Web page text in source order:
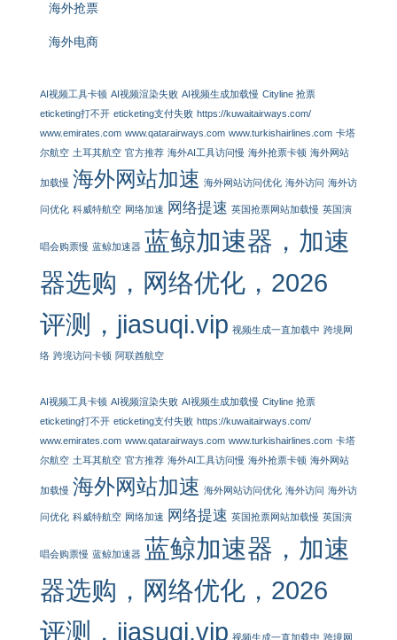
海外抢票
海外电商
AI视频工具卡顿 AI视频渲染失败 AI视频生成加载慢 Cityline 抢票
eticketing打不开 eticketing支付失败 https://kuwaitairways.com/
www.emirates.com www.qatarairways.com www.turkishairlines.com 卡塔
尔航空 土耳其航空 官方推荐 海外AI工具访问慢 海外抢票卡顿 海外网站
加载慢 海外网站加速 海外网站访问优化 海外访问 海外访
问优化 科威特航空 网络加速 网络提速 英国抢票网站加载慢 英国演
唱会购票慢 蓝鲸加速器 蓝鲸加速器，加速
器选购，网络优化，2026
评测，jiasuqi.vip 视频生成一直加载中 跨境网
络 跨境访问卡顿 阿联酋航空
AI视频工具卡顿 AI视频渲染失败 AI视频生成加载慢 Cityline 抢票
eticketing打不开 eticketing支付失败 https://kuwaitairways.com/
www.emirates.com www.qatarairways.com www.turkishairlines.com 卡塔
尔航空 土耳其航空 官方推荐 海外AI工具访问慢 海外抢票卡顿 海外网站
加载慢 海外网站加速 海外网站访问优化 海外访问 海外访
问优化 科威特航空 网络加速 网络提速 英国抢票网站加载慢 英国演
唱会购票慢 蓝鲸加速器 蓝鲸加速器，加速
器选购，网络优化，2026
评测，jiasuqi.vip 视频生成一直加载中 跨境网